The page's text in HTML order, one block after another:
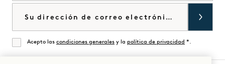
De acuerdo
Acepto las condiciones generales y la política de privacidad *.